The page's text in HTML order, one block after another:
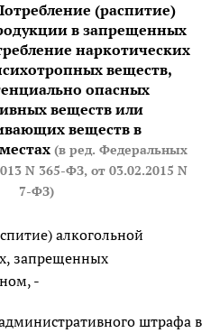
(распитие)
в запрещенных
наркотических
веществ,
опасных
веществ или
веществ в
(в ред. Федеральных
N 365-ФЗ, от 03.02.2015 N
7-ФЗ)
алкогольной
запрещенных
-
штрафа в